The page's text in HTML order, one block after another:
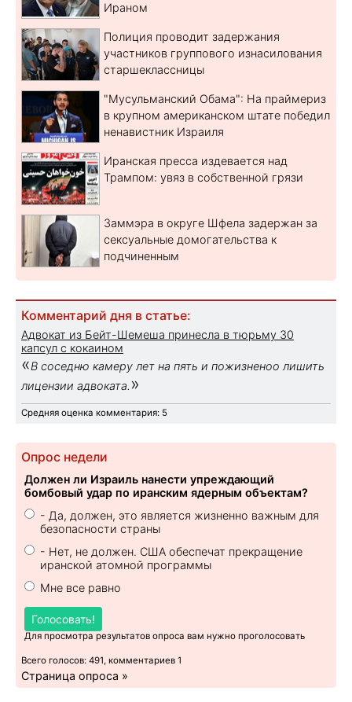
Ираном
Полиция проводит задержания
участников группового изнасилования
старшеклассницы
"Мусульманский Обама": На праймериз
в крупном американском штате победил
ненавистник Израиля
Иранская пресса издевается над
Трампом: увяз в собственной грязи
Заммэра в округе Шфела задержан за
сексуальные домогательства к
подчиненным
Комментарий дня в статье:
Адвокат из Бейт-Шемеша принесла в тюрьму 30
капсул с кокаином
«В соседню камеру лет на пять и пожизненоо лишить
лицензии адвоката. »
Средняя оценка комментария: 5
Опрос недели
Должен ли Израиль нанести упреждающий
бомбовый удар по иранским ядерным объектам?
- Да, должен, это является жизненно важным для
безопасности страны
- Нет, не должен. США обеспечат прекращение
иранской атомной программы
Мне все равно
Голосовать!
Для просмотра результатов опроса вам нужно проголосовать
Всего голосов: 491, комментариев 1
Страница опроса »